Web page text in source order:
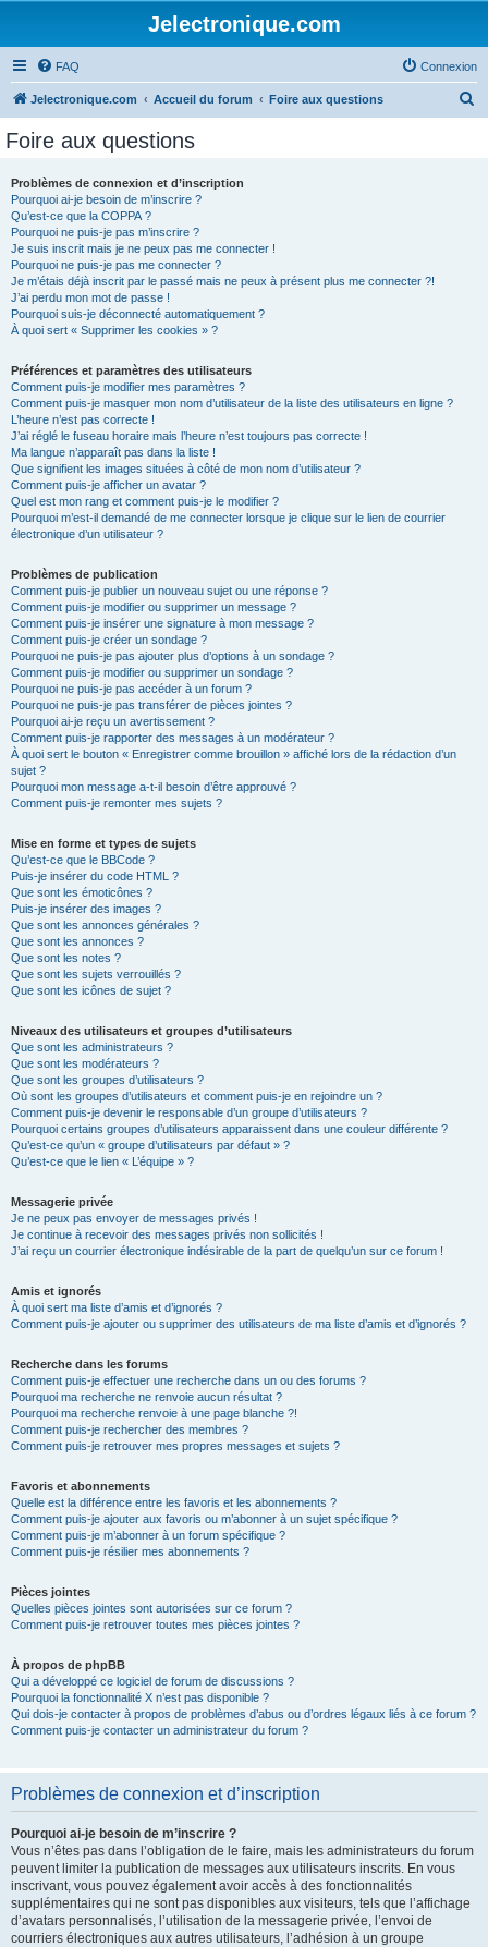
Jelectronique.com
FAQ Connexion
Jelectronique.com Accueil du forum Foire aux questions
Foire aux questions
Problèmes de connexion et d’inscription
Pourquoi ai-je besoin de m’inscrire ?
Qu’est-ce que la COPPA ?
Pourquoi ne puis-je pas m’inscrire ?
Je suis inscrit mais je ne peux pas me connecter !
Pourquoi ne puis-je pas me connecter ?
Je m’étais déjà inscrit par le passé mais ne peux à présent plus me connecter ?!
J’ai perdu mon mot de passe !
Pourquoi suis-je déconnecté automatiquement ?
À quoi sert « Supprimer les cookies » ?
Préférences et paramètres des utilisateurs
Comment puis-je modifier mes paramètres ?
Comment puis-je masquer mon nom d’utilisateur de la liste des utilisateurs en ligne ?
L’heure n’est pas correcte !
J’ai réglé le fuseau horaire mais l’heure n’est toujours pas correcte !
Ma langue n’apparaît pas dans la liste !
Que signifient les images situées à côté de mon nom d’utilisateur ?
Comment puis-je afficher un avatar ?
Quel est mon rang et comment puis-je le modifier ?
Pourquoi m’est-il demandé de me connecter lorsque je clique sur le lien de courrier
électronique d’un utilisateur ?
Problèmes de publication
Comment puis-je publier un nouveau sujet ou une réponse ?
Comment puis-je modifier ou supprimer un message ?
Comment puis-je insérer une signature à mon message ?
Comment puis-je créer un sondage ?
Pourquoi ne puis-je pas ajouter plus d’options à un sondage ?
Comment puis-je modifier ou supprimer un sondage ?
Pourquoi ne puis-je pas accéder à un forum ?
Pourquoi ne puis-je pas transférer de pièces jointes ?
Pourquoi ai-je reçu un avertissement ?
Comment puis-je rapporter des messages à un modérateur ?
À quoi sert le bouton « Enregistrer comme brouillon » affiché lors de la rédaction d’un
sujet ?
Pourquoi mon message a-t-il besoin d’être approuvé ?
Comment puis-je remonter mes sujets ?
Mise en forme et types de sujets
Qu’est-ce que le BBCode ?
Puis-je insérer du code HTML ?
Que sont les émoticônes ?
Puis-je insérer des images ?
Que sont les annonces générales ?
Que sont les annonces ?
Que sont les notes ?
Que sont les sujets verrouillés ?
Que sont les icônes de sujet ?
Niveaux des utilisateurs et groupes d’utilisateurs
Que sont les administrateurs ?
Que sont les modérateurs ?
Que sont les groupes d’utilisateurs ?
Où sont les groupes d’utilisateurs et comment puis-je en rejoindre un ?
Comment puis-je devenir le responsable d’un groupe d’utilisateurs ?
Pourquoi certains groupes d’utilisateurs apparaissent dans une couleur différente ?
Qu’est-ce qu’un « groupe d’utilisateurs par défaut » ?
Qu’est-ce que le lien « L’équipe » ?
Messagerie privée
Je ne peux pas envoyer de messages privés !
Je continue à recevoir des messages privés non sollicités !
J’ai reçu un courrier électronique indésirable de la part de quelqu’un sur ce forum !
Amis et ignorés
À quoi sert ma liste d’amis et d’ignorés ?
Comment puis-je ajouter ou supprimer des utilisateurs de ma liste d’amis et d’ignorés ?
Recherche dans les forums
Comment puis-je effectuer une recherche dans un ou des forums ?
Pourquoi ma recherche ne renvoie aucun résultat ?
Pourquoi ma recherche renvoie à une page blanche ?!
Comment puis-je rechercher des membres ?
Comment puis-je retrouver mes propres messages et sujets ?
Favoris et abonnements
Quelle est la différence entre les favoris et les abonnements ?
Comment puis-je ajouter aux favoris ou m’abonner à un sujet spécifique ?
Comment puis-je m’abonner à un forum spécifique ?
Comment puis-je résilier mes abonnements ?
Pièces jointes
Quelles pièces jointes sont autorisées sur ce forum ?
Comment puis-je retrouver toutes mes pièces jointes ?
À propos de phpBB
Qui a développé ce logiciel de forum de discussions ?
Pourquoi la fonctionnalité X n’est pas disponible ?
Qui dois-je contacter à propos de problèmes d’abus ou d’ordres légaux liés à ce forum ?
Comment puis-je contacter un administrateur du forum ?
Problèmes de connexion et d’inscription
Pourquoi ai-je besoin de m’inscrire ?
Vous n’êtes pas dans l’obligation de le faire, mais les administrateurs du forum
peuvent limiter la publication de messages aux utilisateurs inscrits. En vous
inscrivant, vous pouvez également avoir accès à des fonctionnalités
supplémentaires qui ne sont pas disponibles aux visiteurs, tels que l’affichage
d’avatars personnalisés, l’utilisation de la messagerie privée, l’envoi de
courriers électroniques aux autres utilisateurs, l’adhésion à un groupe